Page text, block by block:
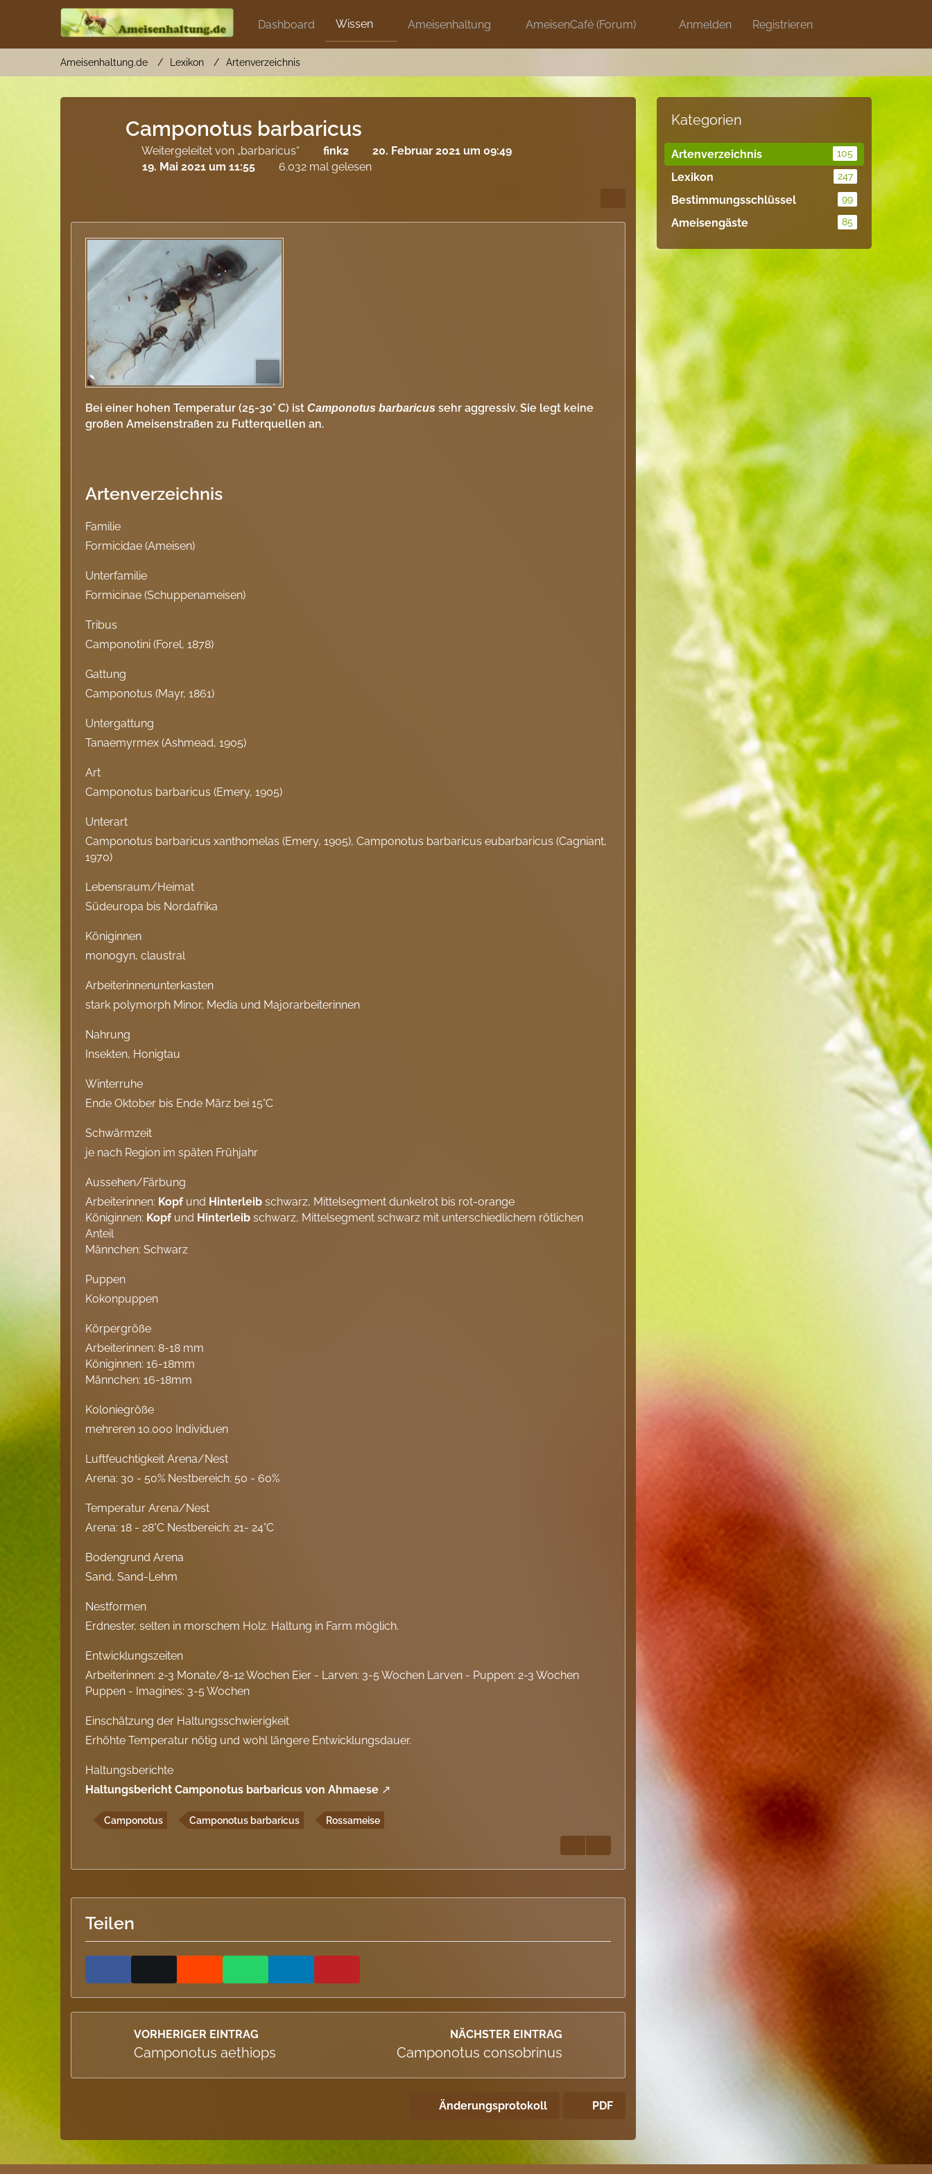
Anmelden Registrieren
Dashboard Wissen Ameisenhaltung AmeisenCafé (Forum) Discord Artikel Blog
Ameisenhaltung.de Lexikon Artenverzeichnis
Camponotus barbaricus
Weitergeleitet von „barbaricus“ fink2
20. Februar 2021 um 09:49
19. Mai 2021 um 11:55
6.032 mal gelesen
Bei einer hohen Temperatur (25-30° C) istCamponotus barbaricus sehr aggressiv. Sie legt keine
großen Ameisenstraßen zu Futterquellen an.
Artenverzeichnis
Familie
Formicidae (Ameisen)
Unterfamilie
Formicinae (Schuppenameisen)
Tribus
Camponotini (Forel, 1878)
Gattung
Camponotus (Mayr, 1861)
Untergattung
Tanaemyrmex (Ashmead, 1905)
Art
Camponotus barbaricus (Emery, 1905)
Unterart
Camponotus barbaricus xanthomelas (Emery, 1905), Camponotus barbaricus eubarbaricus (Cagniant,
1970)
Lebensraum/Heimat
Südeuropa bis Nordafrika
Königinnen
monogyn, claustral
Arbeiterinnenunterkasten
stark polymorph Minor, Media und Majorarbeiterinnen
Nahrung
Insekten, Honigtau
Winterruhe
Ende Oktober bis Ende März bei 15°C
Schwärmzeit
je nach Region im späten Frühjahr
Aussehen/Färbung
Arbeiterinnen: Kopfund Hinterleib schwarz, Mittelsegment dunkelrot bis rot-orange
Königinnen: Kopfund Hinterleib schwarz, Mittelsegment schwarz mit unterschiedlichem rötlichen
Anteil
Männchen: Schwarz
Puppen
Kokonpuppen
Körpergröße
Arbeiterinnen: 8-18 mm
Königinnen: 16-18mm
Männchen: 16-18mm
Koloniegröße
mehreren 10.000 Individuen
Luftfeuchtigkeit Arena/Nest
Arena: 30 - 50% Nestbereich: 50 - 60%
Temperatur Arena/Nest
Arena: 18 - 28°C Nestbereich: 21- 24°C
Bodengrund Arena
Sand, Sand-Lehm
Nestformen
Erdnester, selten in morschem Holz. Haltung in Farm möglich.
Entwicklungszeiten
Arbeiterinnen: 2-3 Monate/8-12 Wochen Eier - Larven: 3-5 Wochen Larven - Puppen: 2-3 Wochen
Puppen - Imagines: 3-5 Wochen
Einschätzung der Haltungsschwierigkeit
Erhöhte Temperatur nötig und wohl längere Entwicklungsdauer.
Haltungsberichte
Haltungsbericht Camponotus barbaricus von Ahmaese
Camponotus Camponotus barbaricus Rossameise
Teilen
VORHERIGER EINTRAG
Camponotus aethiops
NÄCHSTER EINTRAG
Camponotus consobrinus
Änderungsprotokoll PDF
Kategorien
Artenverzeichnis 105
Lexikon 247
Bestimmungsschlüssel 99
Ameisengäste 85